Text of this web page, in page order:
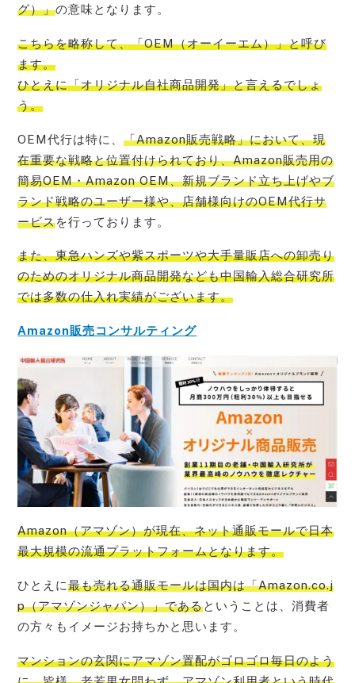
グ）」の意味となります。
こちらを略称して、「OEM（オーイーエム）」と呼び
ます。
ひとえに「オリジナル自社商品開発」と言えるでしょ
う。
OEM代行は特に、「Amazon販売戦略」において、現
在重要な戦略と位置付けられており、Amazon販売用の
簡易OEM・Amazon OEM、新規ブランド立ち上げやブ
ランド戦略のユーザー様や、店舗様向けのOEM代行サ
ービスを行っております。
また、東急ハンズや紫スポーツや大手量販店への卸売り
のためのオリジナル商品開発なども中国輸入総合研究所
では多数の仕入れ実績がございます。
Amazon販売コンサルティング
Amazon（アマゾン）が現在、ネット通販モールで日本
最大規模の流通プラットフォームとなります。
ひとえに最も売れる通販モールは国内は「Amazon.co.j
p（アマゾンジャパン）」であるということは、消費者
の方々もイメージお持ちかと思います。
マンションの玄関にアマゾン置配がゴロゴロ毎日のよう